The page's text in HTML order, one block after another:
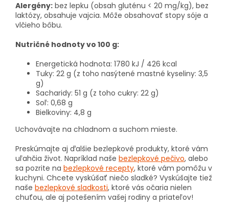
Alergény: bez lepku (obsah gluténu < 20 mg/kg), bez
laktózy, obsahuje vajcia. Môže obsahovať stopy sóje a
vlčieho bôbu.
Nutričné hodnoty vo 100 g:
Energetická hodnota: 1780 kJ / 426 kcal
Tuky: 22 g (z toho nasýtené mastné kyseliny: 3,5
g)
Sacharidy: 51 g (z toho cukry: 22 g)
Soľ: 0,68 g
Bielkoviny: 4,8 g
Uchovávajte na chladnom a suchom mieste.
Preskúmajte aj ďalšie bezlepkové produkty, ktoré vám
uľahčia život. Napríklad naše bezlepkové pečivo, alebo
sa pozrite na bezlepkové recepty, ktoré vám pomôžu v
kuchyni. Chcete vyskúšať niečo sladké? Vyskúšajte tiež
naše bezlepkové sladkosti, ktoré vás očaria nielen
chuťou, ale aj potešením vašej rodiny a priateľov!